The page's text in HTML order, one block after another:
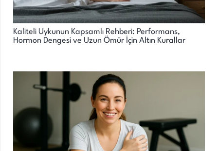
Kaliteli Uykunun Kapsamlı Rehberi: Performans,
Hormon Dengesi ve Uzun Ömür İçin Altın Kurallar